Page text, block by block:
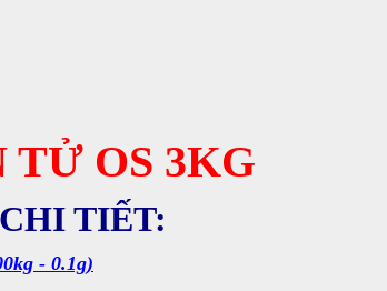
OS 3KG
TIẾT:
- 0.1g)